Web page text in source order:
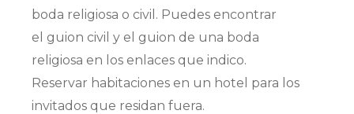
boda religiosa o civil. Puedes encontrar
el guion civil y el guion de una boda
religiosa en los enlaces que indico.
Reservar habitaciones en un hotel para los
invitados que residan fuera.